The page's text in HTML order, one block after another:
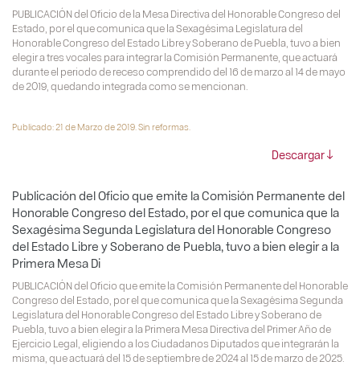
PUBLICACIÓN del Oficio de la Mesa Directiva del Honorable Congreso del
Estado, por el que comunica que la Sexagésima Legislatura del
Honorable Congreso del Estado Libre y Soberano de Puebla, tuvo a bien
elegir a tres vocales para integrar la Comisión Permanente, que actuará
durante el periodo de receso comprendido del 16 de marzo al 14 de mayo
de 2019, quedando integrada como se mencionan.
Publicado: 21 de Marzo de 2019. Sin reformas.
Descargar
Publicación del Oficio que emite la Comisión Permanente del
Honorable Congreso del Estado, por el que comunica que la
Sexagésima Segunda Legislatura del Honorable Congreso
del Estado Libre y Soberano de Puebla, tuvo a bien elegir a la
Primera Mesa Di
PUBLICACIÓN del Oficio que emite la Comisión Permanente del Honorable
Congreso del Estado, por el que comunica que la Sexagésima Segunda
Legislatura del Honorable Congreso del Estado Libre y Soberano de
Puebla, tuvo a bien elegir a la Primera Mesa Directiva del Primer Año de
Ejercicio Legal, eligiendo a los Ciudadanos Diputados que integrarán la
misma, que actuará del 15 de septiembre de 2024 al 15 de marzo de 2025.